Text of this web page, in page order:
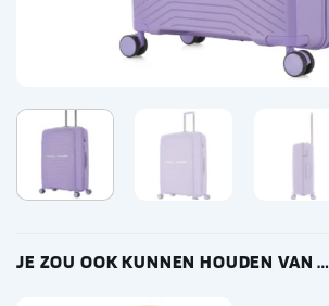
JE ZOU OOK KUNNEN HOUDEN VAN …